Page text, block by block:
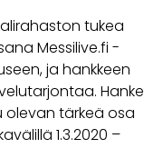
tukea
Messilive.fi -
ja hankkeen
Hanke
olevan tärkeä osa
1.3.2020 –